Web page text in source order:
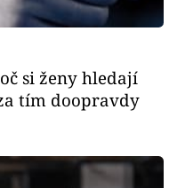
si ženy hledají
tím doopravdy